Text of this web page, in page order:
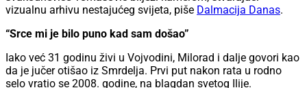
vizualnu arhivu nestajućeg svijeta, piše Dalmacija Danas.
“Srce mi je bilo puno kad sam došao”
Iako već 31 godinu živi u Vojvodini, Milorad i dalje govori kao
da je jučer otišao iz Smrdelja. Prvi put nakon rata u rodno
selo vratio se 2008. godine, na blagdan svetog Ilije.